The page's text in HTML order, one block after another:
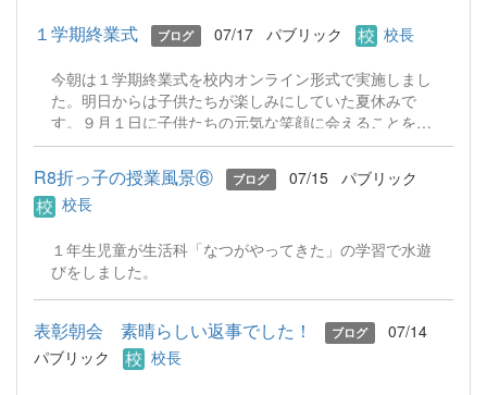
１学期終業式 ブログ 07/17 パブリック 校長
今朝は１学期終業式を校内オンライン形式で実施しまし
た。明日からは子供たちが楽しみにしていた夏休みで
す。９月１日に子供たちの元気な笑顔に会えることを楽
しみにしています。
R8折っ子の授業風景⑥ ブログ 07/15
パブリック
校長
１年生児童が生活科「なつがやってきた」の学習で水遊
びをしました。
表彰朝会 素晴らしい返事でした！ ブログ
07/14
パブリック
校長